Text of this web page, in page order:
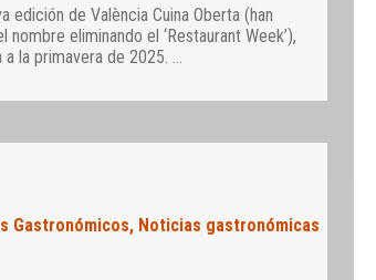
edición de València Cuina Oberta (han
eliminando el ‘Restaurant Week’),
a la primavera de 2025. …
Gastronómicos, Noticias gastronómicas